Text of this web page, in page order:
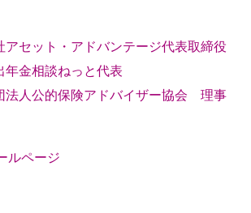
アセット・アドバンテージ代表取締役
年金相談ねっと代表
法人公的保険アドバイザー協会 理事
ルページ